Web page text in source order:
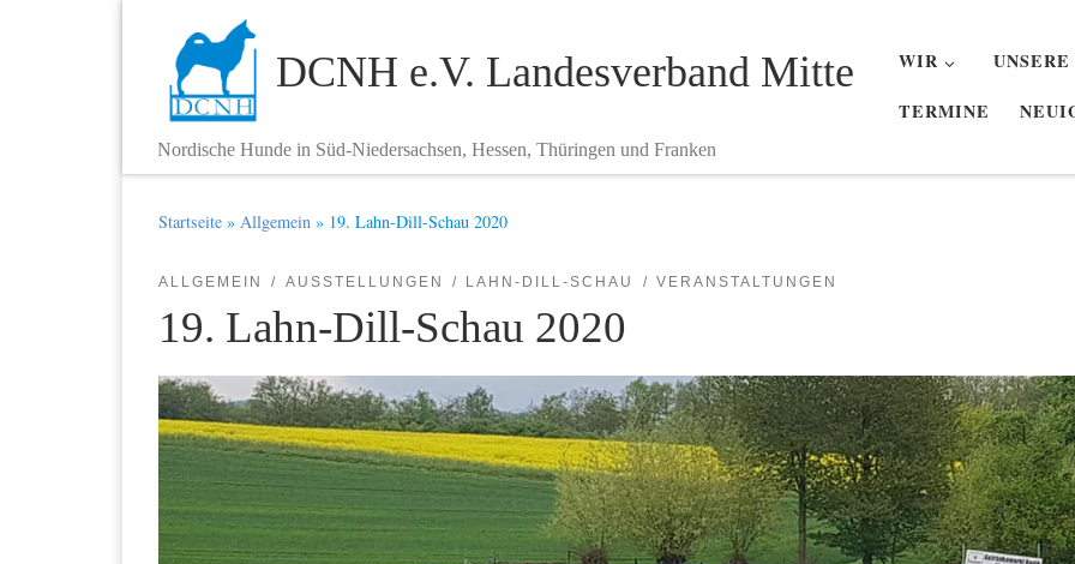
Zum Inhalt springen
DCNH e.V. Landesverband Mitte
Nordische Hunde in Süd-Niedersachsen, Hessen, Thüringen und Franken
WIR
TERMINE
Startseite » Allgemein » 19. Lahn-Dill-Schau 2020
ALLGEMEIN AUSSTELLUNGEN LAHN-DILL-SCHAU VERANSTALTUNGEN
19. Lahn-Dill-Schau 2020